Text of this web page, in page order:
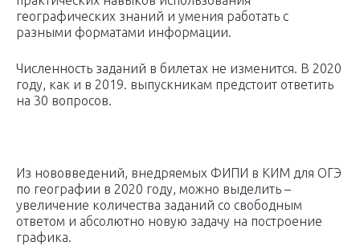
географических знаний и умения работать с
разными форматами информации.
Численность заданий в билетах не изменится. В 2020
году, как и в 2019. выпускникам предстоит ответить
на 30 вопросов.
Из нововведений, внедряемых ФИПИ в КИМ для ОГЭ
по географии в 2020 году, можно выделить –
увеличение количества заданий со свободным
ответом и абсолютно новую задачу на построение
графика.